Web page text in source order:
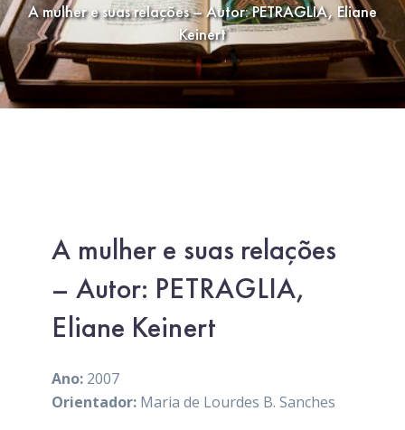
A mulher e suas relações – Autor: PETRAGLIA, Eliane
Keinert
A mulher e suas relações
– Autor: PETRAGLIA,
Eliane Keinert
Ano: 2007
Orientador: Maria de Lourdes B. Sanches